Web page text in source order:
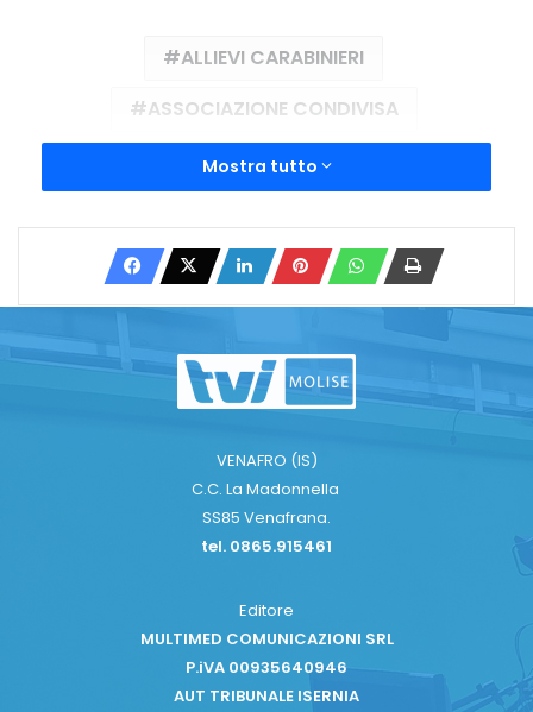
ALLIEVI CARABINIERI
ASSOCIAZIONE CONDIVISA
campobasso
COLLABORAZIONE
SEMINARIO FORMATIVO
Copy URL
Mostra tutto
VENAFRO (IS)
C.C. La Madonnella
SS85 Venafrana.
tel. 0865.915461
Editore
MULTIMED COMUNICAZIONI SRL
P.iVA 00935640946
AUT TRIBUNALE ISERNIA